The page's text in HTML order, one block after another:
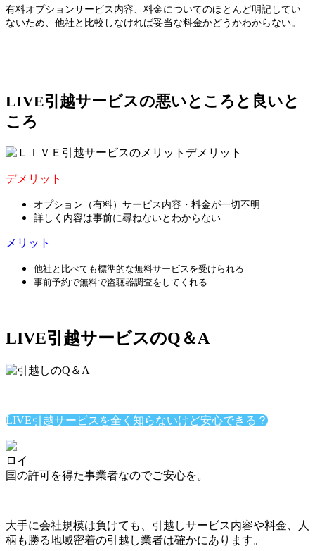
有料オプションサービス内容、料金についてのほとんど明記してい
ないため、他社と比較しなければ妥当な料金かどうかわからない。
LIVE引越サービスの悪いところと良いと
ころ
デメリット
オプション（有料）サービス内容・料金が一切不明
詳しく内容は事前に尋ねないとわからない
メリット
他社と比べても標準的な無料サービスを受けられる
事前予約で無料で盗聴器調査をしてくれる
LIVE引越サービスのQ＆A
LIVE引越サービスを全く知らないけど安心できる？
ロイ
国の許可を得た事業者なのでご安心を。
大手に会社規模は負けても、引越しサービス内容や料金、人
柄も勝る地域密着の引越し業者は確かにあります。